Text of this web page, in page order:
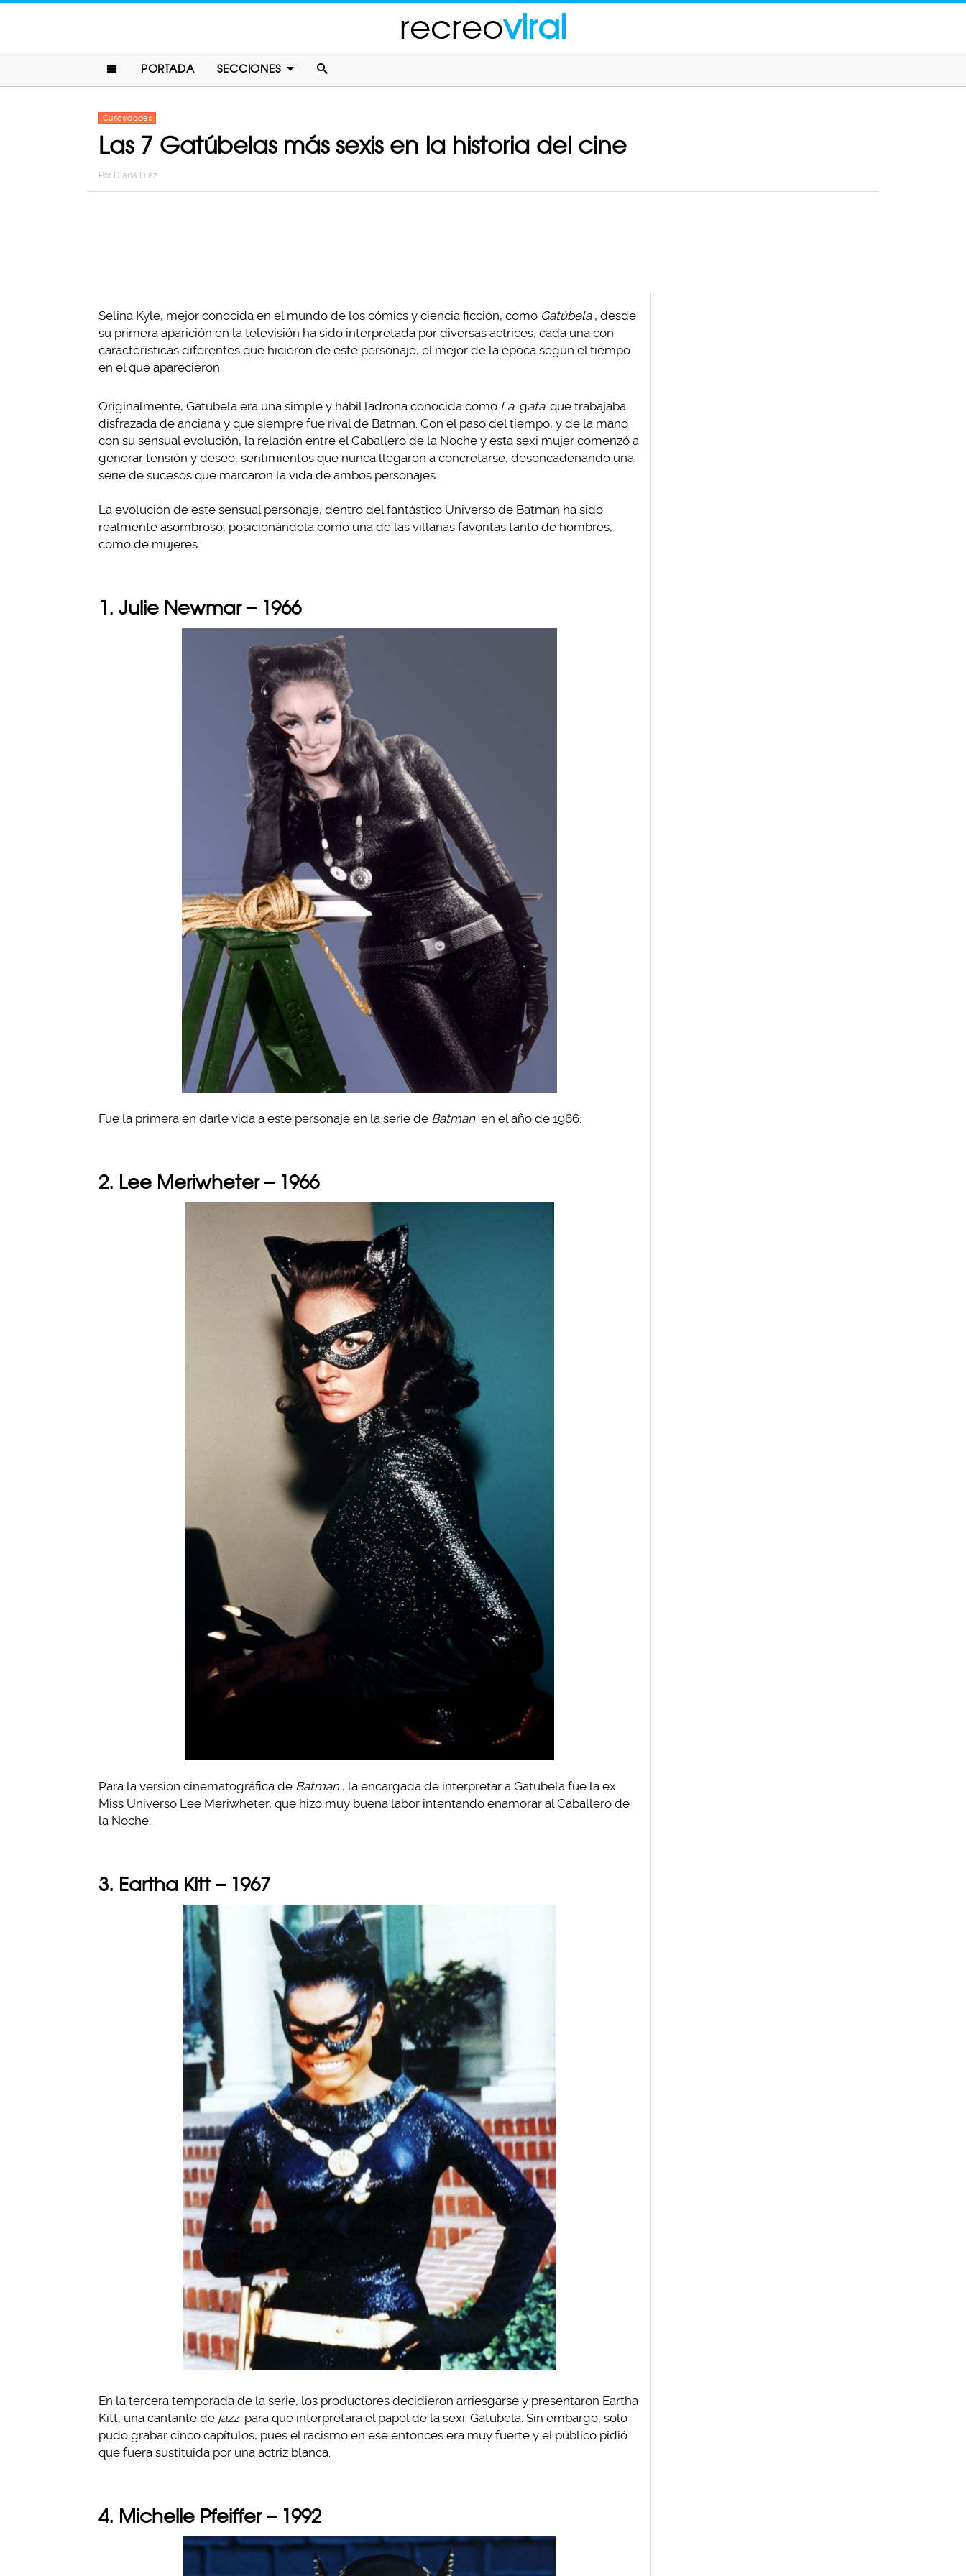
recreoviral
PORTADA SECCIONES
Curiosidades
Las 7 Gatúbelas más sexis en la historia del cine
Por Diana Diaz
Selina Kyle, mejor conocida en el mundo de los cómics y ciencia ficción, como Gatúbela , desde
su primera aparición en la televisión ha sido interpretada por diversas actrices, cada una con
características diferentes que hicieron de este personaje, el mejor de la época según el tiempo
en el que aparecieron.
Originalmente, Gatubela era una simple y hábil ladrona conocida como La gata que trabajaba
disfrazada de anciana y que siempre fue rival de Batman. Con el paso del tiempo, y de la mano
con su sensual evolución, la relación entre el Caballero de la Noche y esta sexi mujer comenzó a
generar tensión y deseo, sentimientos que nunca llegaron a concretarse, desencadenando una
serie de sucesos que marcaron la vida de ambos personajes.
La evolución de este sensual personaje, dentro del fantástico Universo de Batman ha sido
realmente asombroso, posicionándola como una de las villanas favoritas tanto de hombres,
como de mujeres.
1. Julie Newmar – 1966
Fue la primera en darle vida a este personaje en la serie de Batman en el año de 1966.
2. Lee Meriwheter – 1966
Para la versión cinematográfica de Batman , la encargada de interpretar a Gatubela fue la ex
Miss Universo Lee Meriwheter, que hizo muy buena labor intentando enamorar al Caballero de
la Noche.
3. Eartha Kitt – 1967
En la tercera temporada de la serie, los productores decidieron arriesgarse y presentaron Eartha
Kitt, una cantante de jazz para que interpretara el papel de la sexi Gatubela. Sin embargo, solo
pudo grabar cinco capítulos, pues el racismo en ese entonces era muy fuerte y el público pidió
que fuera sustituida por una actriz blanca.
4. Michelle Pfeiffer – 1992